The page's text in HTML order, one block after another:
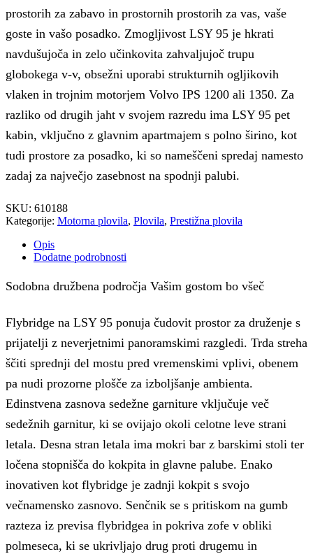
prostorih za zabavo in prostornih prostorih za vas, vaše
goste in vašo posadko. Zmogljivost LSY 95 je hkrati
navdušujoča in zelo učinkovita zahvaljujoč trupu
globokega v-v, obsežni uporabi strukturnih ogljikovih
vlaken in trojnim motorjem Volvo IPS 1200 ali 1350. Za
razliko od drugih jaht v svojem razredu ima LSY 95 pet
kabin, vključno z glavnim apartmajem s polno širino, kot
tudi prostore za posadko, ki so nameščeni spredaj namesto
zadaj za največjo zasebnost na spodnji palubi.
SKU: 610188
Kategorije: Motorna plovila, Plovila, Prestižna plovila
Opis
Dodatne podrobnosti
Sodobna družbena področja Vašim gostom bo všeč
Flybridge na LSY 95 ponuja čudovit prostor za druženje s
prijatelji z neverjetnimi panoramskimi razgledi. Trda streha
ščiti sprednji del mostu pred vremenskimi vplivi, obenem
pa nudi prozorne plošče za izboljšanje ambienta.
Edinstvena zasnova sedežne garniture vključuje več
sedežnih garnitur, ki se ovijajo okoli celotne leve strani
letala. Desna stran letala ima mokri bar z barskimi stoli ter
ločena stopnišča do kokpita in glavne palube. Enako
inovativen kot flybridge je zadnji kokpit s svojo
večnamensko zasnovo. Senčnik se s pritiskom na gumb
razteza iz previsa flybridgea in pokriva zofe v obliki
polmeseca, ki se ukrivljajo drug proti drugemu in